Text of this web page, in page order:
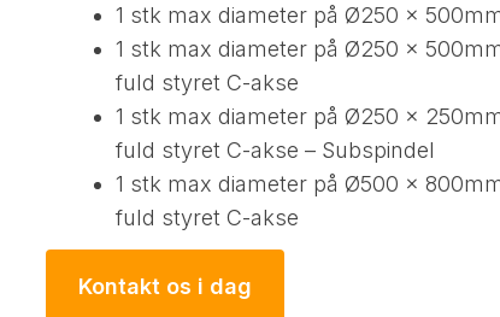
1 stk max diameter på Ø250 x
1 stk max diameter på Ø250 x
fuld styret C-akse
1 stk max diameter på Ø250 x
fuld styret C-akse – Subspindel
1 stk max diameter på Ø500 x
fuld styret C-akse
Kontakt os i dag